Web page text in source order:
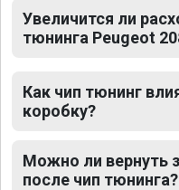
Увеличится ли
тюнинга Peugeot
Как чип тюнинг
коробку?
Можно ли вернуть
после чип тюнинга?